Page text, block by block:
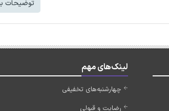
توضیحات
لینک‌های مهم
چهارشنبه‌های تخفیفی
رضایت و قبولی